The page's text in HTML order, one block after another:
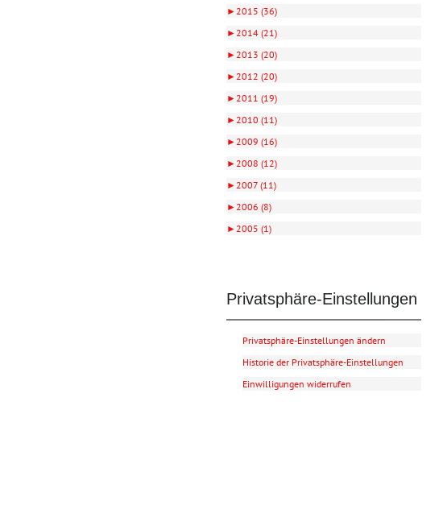
►2015 (36)
►2014 (21)
►2013 (20)
►2012 (20)
►2011 (19)
►2010 (11)
►2009 (16)
►2008 (12)
►2007 (11)
►2006 (8)
►2005 (1)
Privatsphäre-Einstellungen
Privatsphäre-Einstellungen ändern
Historie der Privatsphäre-Einstellungen
Einwilligungen widerrufen